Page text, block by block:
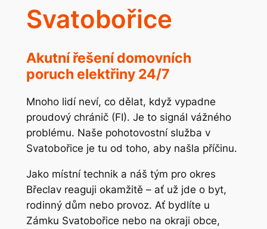
Svatobořice
Akutní řešení domovních
poruch elektřiny 24/7
Mnoho lidí neví, co dělat, když vypadne
proudový chránič (FI). Je to signál vážného
problému. Naše pohotovostní služba v
Svatobořice je tu od toho, aby našla příčinu.
Jako místní technik a náš tým pro okres
Břeclav reaguji okamžitě – ať už jde o byt,
rodinný dům nebo provoz. Ať bydlíte u
Zámku Svatobořice nebo na okraji obce,